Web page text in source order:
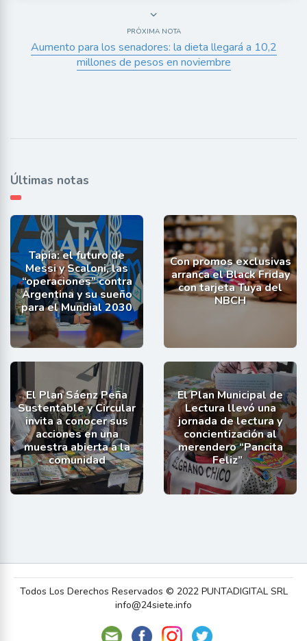
PRÓXIMA NOTA
Aumento para los senadores: la dieta llegará a 10,2
millones de pesos en noviembre
Últimas notas
Tapia: el futuro de
Messi y Scaloni, las
“operaciones” contra
Argentina y su sueño
para el Mundial 2030
Con promos exclusivas
arranca el Black Friday
con tarjeta Tuya del
NBCH
El Plan Sáenz Peña
Sustentable y Circular
invita a conocer sus
acciones en una
muestra abierta a la
comunidad
El Plan Municipal de
Lectura llevó una
jornada de lectura y
concientización al
merendero “Pancita
Feliz”
Todos Los Derechos Reservados © 2022 PUNTADIGITAL SRL
info@24siete.info